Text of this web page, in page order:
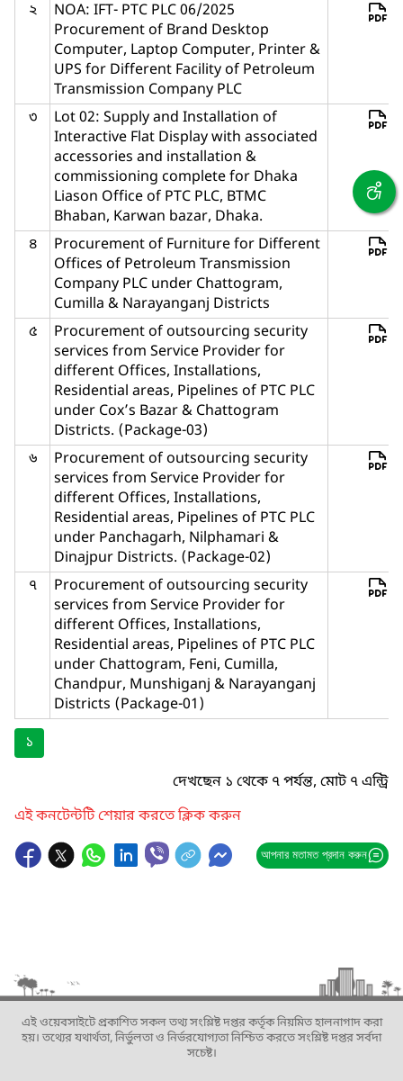
২
NOA: IFT- PTC PLC 06/2025
Procurement of Brand Desktop
Computer, Laptop Computer, Printer &
UPS for Different Facility of Petroleum
Transmission Company PLC
৩
Lot 02: Supply and Installation of
Interactive Flat Display with associated
accessories and installation &
commissioning complete for Dhaka
Liason Office of PTC PLC, BTMC
Bhaban, Karwan bazar, Dhaka.
৪
Procurement of Furniture for Different
Offices of Petroleum Transmission
Company PLC under Chattogram,
Cumilla & Narayanganj Districts
৫
Procurement of outsourcing security
services from Service Provider for
different Offices, Installations,
Residential areas, Pipelines of PTC PLC
under Cox’s Bazar & Chattogram
Districts. (Package-03)
৬
Procurement of outsourcing security
services from Service Provider for
different Offices, Installations,
Residential areas, Pipelines of PTC PLC
under Panchagarh, Nilphamari &
Dinajpur Districts. (Package-02)
৭
Procurement of outsourcing security
services from Service Provider for
different Offices, Installations,
Residential areas, Pipelines of PTC PLC
under Chattogram, Feni, Cumilla,
Chandpur, Munshiganj & Narayanganj
Districts (Package-01)
১
দেখছেন ১ থেকে ৭ পর্যন্ত, মোট ৭ এন্ট্রি
এই কনটেন্টটি শেয়ার করতে ক্লিক করুন
আপনার মতামত প্রদান করুন
এই ওয়েবসাইটে প্রকাশিত সকল তথ্য সংশ্লিষ্ট দপ্তর কর্তৃক নিয়মিত হালনাগাদ করা
হয়। তথ্যের যথার্থতা, নির্ভুলতা ও নির্ভরযোগ্যতা নিশ্চিত করতে সংশ্লিষ্ট দপ্তর সর্বদা
সচেষ্ট।